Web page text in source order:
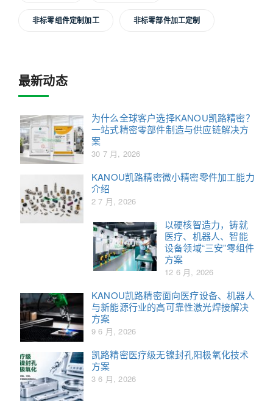
非标零组件定制加工 非标零部件加工定制
最新动态
为什么全球客户选择KANOU凯路精密？
一站式精密零部件制造与供应链解决方
案
30 7 月, 2026
KANOU凯路精密微小精密零件加工能力
介绍
2 7 月, 2026
以硬核智造力，铸就
医疗、机器人、智能
设备领域“三安”零组件
方案
12 6 月, 2026
KANOU凯路精密面向医疗设备、机器人
与新能源行业的高可靠性激光焊接解决
方案
9 6 月, 2026
凯路精密医疗级无镍封孔阳极氧化技术
方案
3 6 月, 2026